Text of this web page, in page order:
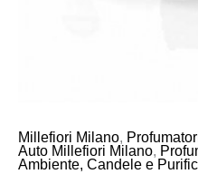
Millefiori Milano,
Auto Millefiori Milano,
Ambiente, Candele e